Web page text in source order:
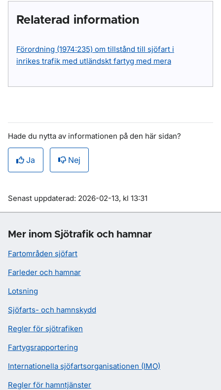
Relaterad information
Förordning (1974:235) om tillstånd till sjöfart i
inrikes trafik med utländskt fartyg med mera
Hade du nytta av informationen på den här sidan?
Ja Nej
Om sidan
Senast uppdaterad: 2026-02-13, kl 13:31
Mer inom Sjötrafik och hamnar
Fartområden sjöfart
Farleder och hamnar
Lotsning
Sjöfarts- och hamnskydd
Regler för sjötrafiken
Fartygsrapportering
Internationella sjöfartsorganisationen (IMO)
Regler för hamntjänster